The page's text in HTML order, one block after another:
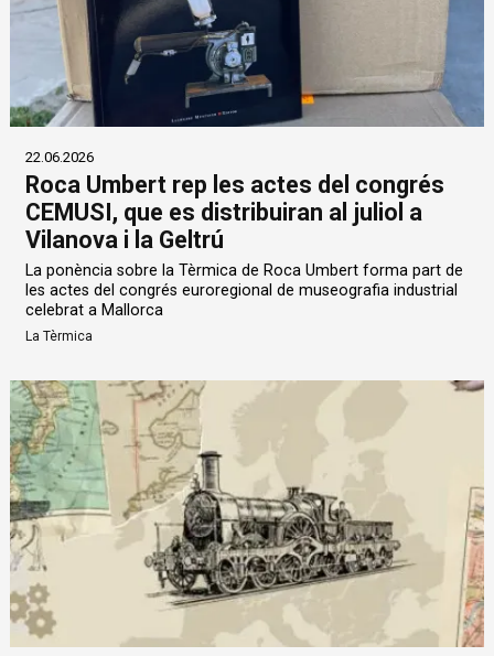
22.06.2026
Roca Umbert rep les actes del congrés
CEMUSI, que es distribuiran al juliol a
Vilanova i la Geltrú
La ponència sobre la Tèrmica de Roca Umbert forma part de
les actes del congrés euroregional de museografia industrial
celebrat a Mallorca
La Tèrmica